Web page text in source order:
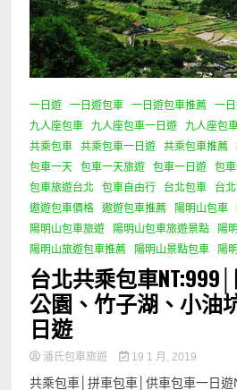
一日遊 一日遊包車 一日遊包車推薦 一
九人座包車
九人座包車一日遊 九人座包
共乘包車
共乘包車一日遊 共乘包車推薦
包車一天
包車一天旅遊 包車一日遊 包
包車旅遊台北
包車自由行 台北包車 台
遨遊包車價格
遨遊包車推薦 陽明山包車
陽明山包車旅遊
陽明山包車旅遊景點
陽
陽明山旅遊包車推薦
陽明山景點包車 陽
台北共乘包車
公園、竹子湖、小油
日遊
潘氏包車旅遊 19 1 月, 2019
共乘包車│拼車包車│供車包車一日